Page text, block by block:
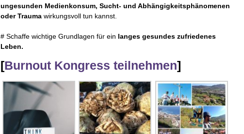
ungesunden Medienkonsum, Sucht- und Abhängigkeitsphänomenen
oder Trauma wirkungsvoll tun kannst.
# Schaffe wichtige Grundlagen für ein langes gesundes zufriedenes
Leben.
[Burnout Kongress teilnehmen]